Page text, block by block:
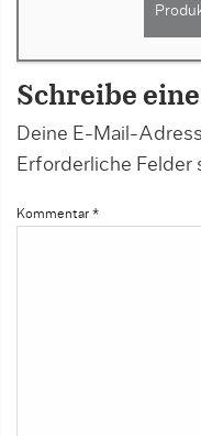
Schreibe
Deine E-Mail-
Erforderliche Felder
Kommentar *